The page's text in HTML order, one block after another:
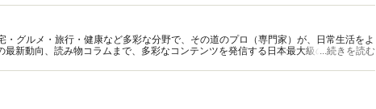
・グルメ・旅行・健康など多彩な分野で、その道のプロ（専門家）が、日常生活をよ
最新動向、読み物コラムまで、多彩なコンテンツを発信する日本最大級の総合情報サ
...続きを読む